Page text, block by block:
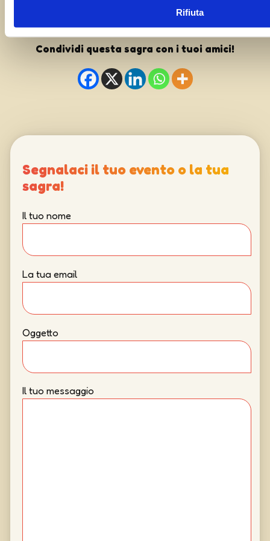
Rifiuta
Condividi questa sagra con i tuoi amici!
Segnalaci il tuo evento o la tua
sagra!
Il tuo nome
La tua email
Oggetto
Il tuo messaggio